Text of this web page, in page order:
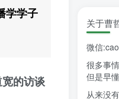
学学子
的访谈
关于曹
微信
很多事
但是早
从来没